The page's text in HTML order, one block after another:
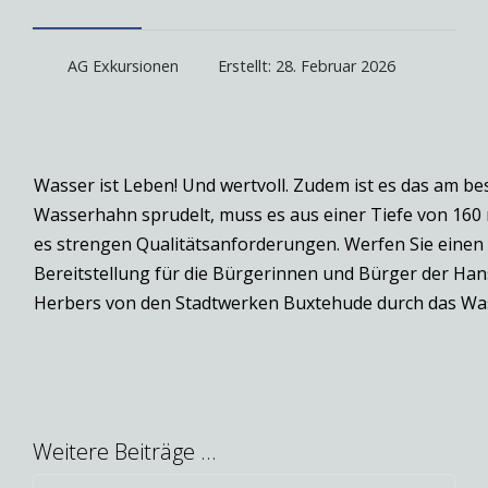
AG Exkursionen Erstellt: 28. Februar 2026
Wasser ist Leben! Und wertvoll. Zudem ist es das am
Wasserhahn sprudelt, muss es aus einer Tiefe von
es strengen Qualitätsanforderungen. Werfen Sie
Bereitstellung für die Bürgerinnen und Bürger der
Herbers von den Stadtwerken Buxtehude durch das
Weitere Beiträge …